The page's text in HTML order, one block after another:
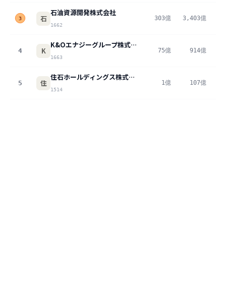
3 石
石油資源開発株式会社
1662
303億 3,403億
4 K
K&Oエナジーグループ株式会社
1663
75億 914億
5 住
住石ホールディングス株式会社
1514
1億 107億